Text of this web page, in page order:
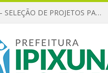
CHAMAMENTO PÚBLICO Nº 01/2026 – SELEÇÃO DE PROJETOS PARA FIRMAR TERMO DE EXECUÇÃO CULTURAL COM RECURSOS DA POLÍTICA NACIONAL ALDIR BLANC DE FOMENTO À CULTURA – PNAB (LEI Nº 14.399/2022)